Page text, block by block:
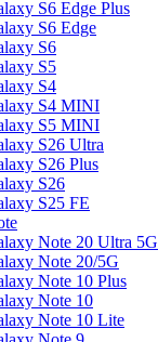
S6 Edge Plus
S6 Edge
S6
S5
S4
S4 MINI
S5 MINI
S26 Ultra
S26 Plus
S26
S25 FE
Note 20 Ultra 5G
Note 20/5G
Note 10 Plus
Note 10
Note 10 Lite